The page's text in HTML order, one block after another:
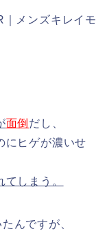
｜メンズキレイモ
面倒 だし、
にヒゲが濃いせ
しまう。
んですが、